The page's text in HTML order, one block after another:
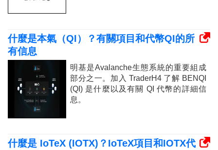
什麼是本氣（QI）？有關項目和代幣QI的所
有信息
明基是Avalanche生態系統的重要組成
部分之一。加入 TraderH4 了解 BENQI
(QI) 是什麼以及有關 QI 代幣的詳細信
息。
什麼是 IoTeX (IOTX)？IoTeX項目和IOTX代